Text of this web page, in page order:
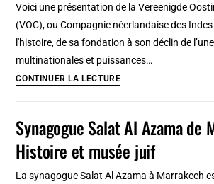
Passionnante
Voici une présentation de la Vereenigde
(VOC), ou Compagnie néerlandaise des
l'histoire, de sa fondation à son déclin de
multinationales et puissances…
CONTINUER LA LECTUREHistoire
VOC
:
Synagogue Salat Al Azama de
Histoire et musée juif
La synagogue Salat Al Azama à Marrakech